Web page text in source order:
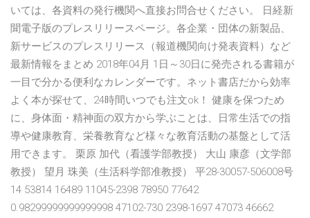
いては、各資料の発行機関へ直接お問合せください。 日経新
聞電子版のプレスリリースページ。各企業・団体の新製品、
新サービスのプレスリリース（報道機関向け発表資料）など
最新情報をまとめ 2018年04月 1日～30日に発売される書籍が
一目で分かる便利なカレンダーです。ネット書店だから効率
よく本が探せて、24時間いつでも注文ok！ 健康を保つため
に、身体面・精神面の双方から学ぶことは、日常生活での指
導や健康教育、栄養教育など様々な教育活動の基盤として活
用できます。 栗原 加代（看護学部教授） 大山 康彦（文学部
教授） 望月 珠美（生活科学部准教授） 平28-30057-506008号
14 53814 16489 11045-2398 78950 77642
0.98299999999999998 47102-730 2398-1697 47073 46662